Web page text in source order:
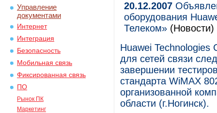
Управление
документами
Интернет
Интеграция
Безопасность
Мобильная связь
Фиксированная связь
ПО
Рынок ПК
Маркетинг
20.12.2007
оборудования
Телеком» (Новости)
Huawei
для сетей связи
завершении
стандарта WiMAX
организованной
области (г.Ногинск).